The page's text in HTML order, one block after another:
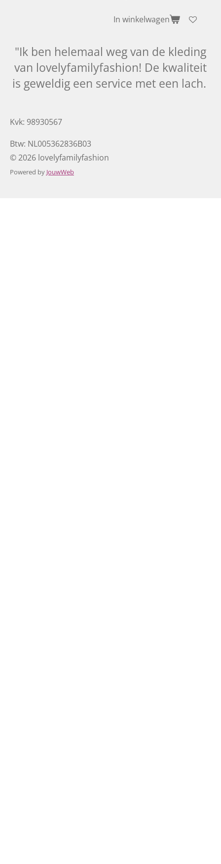
In winkelwagen
"Ik ben helemaal weg van de kleding
van lovelyfamilyfashion! De kwaliteit
is geweldig een service met een lach.
Kvk: 98930567
Btw: NL005362836B03
© 2026 lovelyfamilyfashion
Powered by JouwWeb